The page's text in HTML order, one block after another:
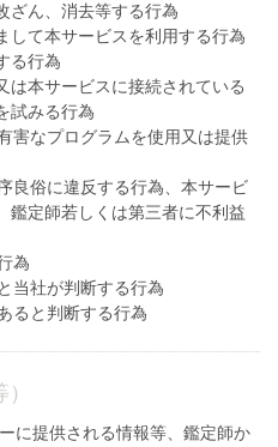
ざん、消去等する行為
して本サービスを利用する行為
る行為
は本サービスに接続されている
試みる行為
害なプログラムを使用又は提供
良俗に違反する行為、本サービ
鑑定師若しくは第三者に不利益
為
当社が判断する行為
ると判断する行為
に提供される情報等、鑑定師か